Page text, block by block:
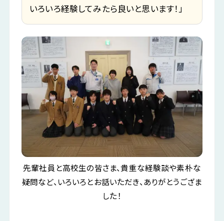
いろいろ経験してみたら良いと思います！」
先輩社員と高校生の皆さま、貴重な経験談や素朴な
疑問など、いろいろとお話いただき、ありがとうござま
した！